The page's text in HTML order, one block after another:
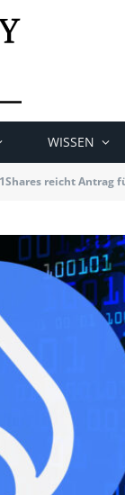
WISSEN
reicht Antrag